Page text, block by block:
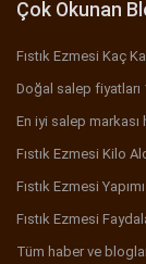
Çok Okunan
Fıstık Ezmesi Kaç
Doğal salep
En iyi salep
Fıstık Ezmesi Kilo
Fıstık Ezmesi
Fıstık Ezmesi
Tüm haber ve